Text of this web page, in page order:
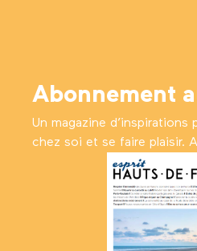
Abonnement
Un magazine d’inspirations
chez soi et se faire plaisir.